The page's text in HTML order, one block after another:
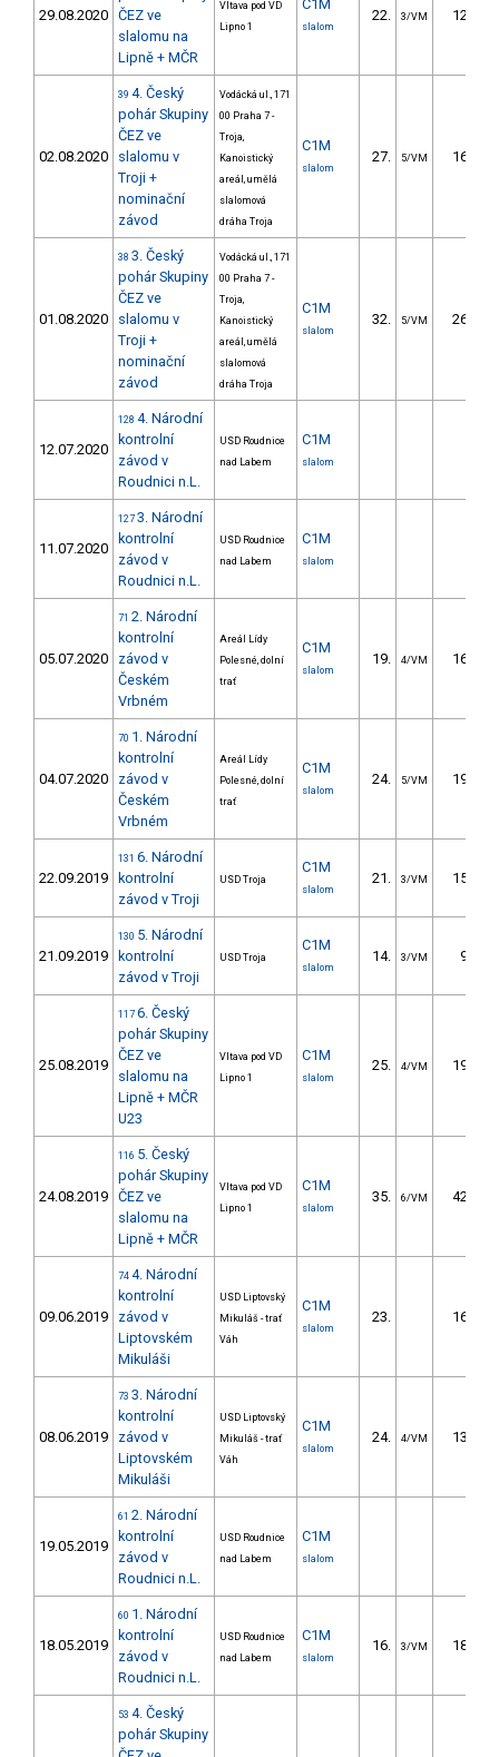
29.08.2020 ČEZ ve
slalomu na
Lipně + MČR
Vltava pod VD
Lipno 1
C1M
slalom
22. 3/VM 12.15
02.08.2020
39 4. Český
pohár Skupiny
ČEZ ve
slalomu v
Troji +
nominační
závod
Vodácká ul., 171
00 Praha 7 -
Troja,
Kanoistický
areál, umělá
slalomová
dráha Troja
C1M
slalom
27. 5/VM 16.32
01.08.2020
38 3. Český
pohár Skupiny
ČEZ ve
slalomu v
Troji +
nominační
závod
Vodácká ul., 171
00 Praha 7 -
Troja,
Kanoistický
areál, umělá
slalomová
dráha Troja
C1M
slalom
32. 5/VM 26.70
12.07.2020
128 4. Národní
kontrolní
závod v
Roudnici n.L.
USD Roudnice
nad Labem
C1M
slalom
11.07.2020
127 3. Národní
kontrolní
závod v
Roudnici n.L.
USD Roudnice
nad Labem
C1M
slalom
05.07.2020
71 2. Národní
kontrolní
závod v
Českém
Vrbném
Areál Lídy
Polesné, dolní
trať
C1M
slalom
19. 4/VM 16.06
04.07.2020
70 1. Národní
kontrolní
závod v
Českém
Vrbném
Areál Lídy
Polesné, dolní
trať
C1M
slalom
24. 5/VM 19.67
22.09.2019
131 6. Národní
kontrolní
závod v Troji
USD Troja
C1M
slalom
21. 3/VM 15.12
21.09.2019
130 5. Národní
kontrolní
závod v Troji
USD Troja
C1M
slalom
14. 3/VM 9.25
25.08.2019
117 6. Český
pohár Skupiny
ČEZ ve
slalomu na
Lipně + MČR
U23
Vltava pod VD
Lipno 1
C1M
slalom
25. 4/VM 19.80
24.08.2019
116 5. Český
pohár Skupiny
ČEZ ve
slalomu na
Lipně + MČR
Vltava pod VD
Lipno 1
C1M
slalom
35. 6/VM 42.58
09.06.2019
74 4. Národní
kontrolní
závod v
Liptovském
Mikuláši
USD Liptovský
Mikuláš - trať
Váh
C1M
slalom
23. 16.29
08.06.2019
73 3. Národní
kontrolní
závod v
Liptovském
Mikuláši
USD Liptovský
Mikuláš - trať
Váh
C1M
slalom
24. 4/VM 13.30
19.05.2019
61 2. Národní
kontrolní
závod v
Roudnici n.L.
USD Roudnice
nad Labem
C1M
slalom
18.05.2019
60 1. Národní
kontrolní
závod v
Roudnici n.L.
USD Roudnice
nad Labem
C1M
slalom
16. 3/VM 18.02
53 4. Český
pohár Skupiny